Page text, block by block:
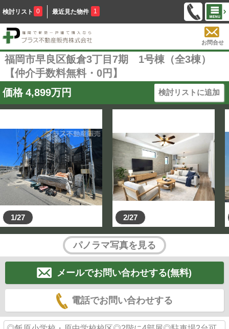
検討リスト 0 最近見た物件 1
お問合せ
福岡市早良区飯倉3丁目7期 1号棟（全3棟）
【仲介手数料無料・0円】
価格 4,899万円 検討リストに追加
1/27 2/27
パノラマ写真を見る
メールでお問い合わせする(無料)
電話でお問い合わせする